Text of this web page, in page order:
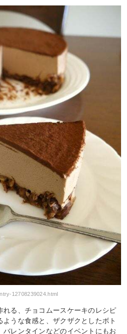
12708239024.html
る、チョコムースケーキのレシピ
うな食感と、ザクザクとしたボト
レンタインなどのイベントにもお